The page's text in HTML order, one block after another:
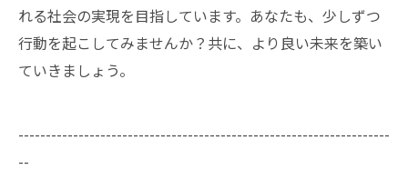
れる社会の実現を目指しています。あなたも、少しずつ
行動を起こしてみませんか？共に、より良い未来を築い
ていきましょう。
--------------------------------------------------------------------
--